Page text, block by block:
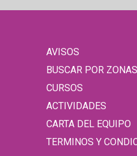
AVISOS
BUSCAR POR ZONAS
CURSOS
ACTIVIDADES
CARTA DEL EQUIPO
TERMINOS Y